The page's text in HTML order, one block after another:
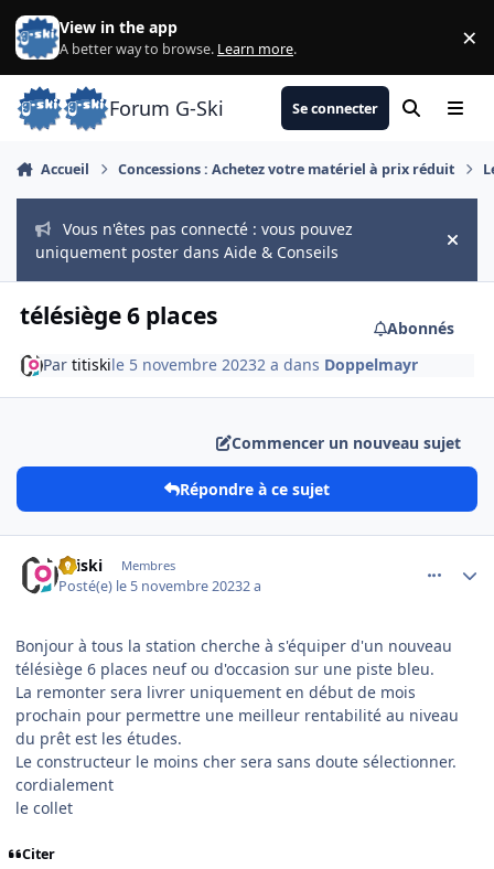
Aller au contenu
View in the app
A better way to browse. Learn more. ×
Forum G-Ski Se connecter Rechercher
Menu
Accueil Concessions : Achetez votre matériel à prix réduit
Vous n'êtes pas connecté : vous pouvez
uniquement poster dans Aide & Conseils
Hide
télésiège 6 places
Abonnés
Partitiskile 5 novembre 20232 a dans Doppelmayr
Commencer un nouveau sujet
Répondre à ce sujet
titiski Membres
Posté(e) le 5 novembre 20232 a
Bonjour à tous la station cherche à s'équiper d'un nouveau
télésiège 6 places neuf ou d'occasion sur une piste bleu.
La remonter sera livrer uniquement en début de mois
prochain pour permettre une meilleur rentabilité au niveau
du prêt est les études.
Le constructeur le moins cher sera sans doute sélectionner.
cordialement
le collet
Citer